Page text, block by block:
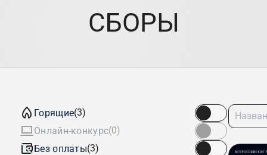
СБОРЫ
Горящие(3)
Онлайн-конкурс(0)
Без оплаты(3)